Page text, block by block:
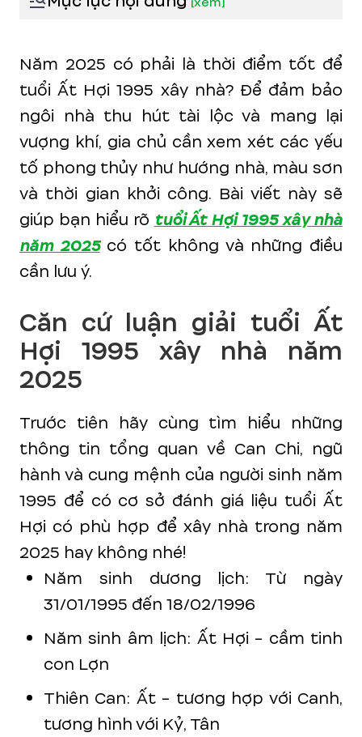
Năm 2025 có phải là thời điểm tốt để
tuổi Ất Hợi 1995 xây nhà? Để đảm bảo
ngôi nhà thu hút tài lộc và mang lại
vượng khí, gia chủ cần xem xét các yếu
tố phong thủy như hướng nhà, màu sơn
và thời gian khởi công. Bài viết này sẽ
giúp bạn hiểu rõ tuổi Ất Hợi 1995 xây nhà
năm 2025có tốt không và những điều
cần lưu ý.
Căn cứ luận giải tuổi Ất
Hợi 1995 xây nhà năm
2025
Trước tiên hãy cùng tìm hiểu những
thông tin tổng quan về Can Chi, ngũ
hành và cung mệnh của người sinh năm
1995 để có cơ sở đánh giá liệu tuổi Ất
Hợi có phù hợp để xây nhà trong năm
2025 hay không nhé!
Năm sinh dương lịch: Từ ngày
31/01/1995 đến 18/02/1996
Năm sinh âm lịch: Ất Hợi - cầm tinh
con Lợn
Thiên Can: Ất - tương hợp với Canh,
tương hình với Kỷ, Tân